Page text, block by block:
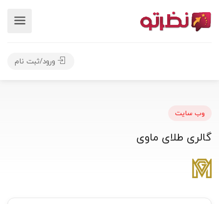
ورود/ثبت نام
وب سایت
گالری طلای ماوی